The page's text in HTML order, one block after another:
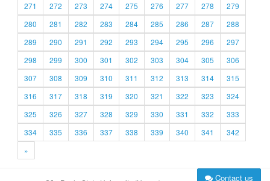
271
272 273 274 275 276 277 278
279
280
281 282 283 284 285 286 287
288
289
290 291 292 293 294 295 296
297
298
299 300 301 302 303 304 305
306
307
308 309 310 311 312 313 314
315
316
317 318 319 320 321 322 323
324
325
326 327 328 329 330 331 332
333
334
335 336 337 338 339 340 341
342
»
Contact us